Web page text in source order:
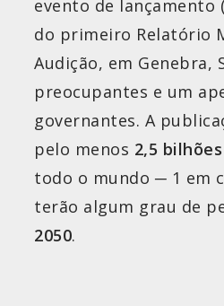
evento de lançamento (
do primeiro Relatório
Audição, em Genebra,
preocupantes e um
governantes. A
pelo menos 2,5 bilhões
todo o mundo ─ 1 em
terão algum grau de
2050.